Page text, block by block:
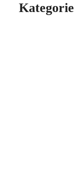
Kategorie